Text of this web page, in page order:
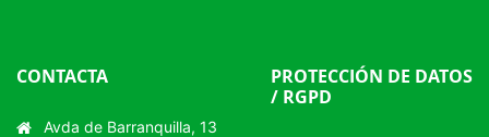
CONTACTA
Avda de Barranquilla, 13
PROTECCIÓN DE DATOS
/ RGPD